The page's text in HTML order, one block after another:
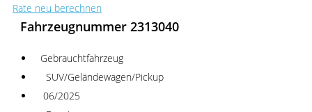
Rate neu berechnen
Fahrzeugnummer 2313040
Gebrauchtfahrzeug
SUV/Geländewagen/Pickup
06/2025